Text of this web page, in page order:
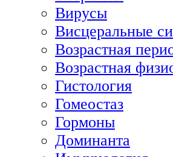
Вирусы
Висцеральные
Возрастная
Возрастная
Гистология
Гомеостаз
Гормоны
Доминанта